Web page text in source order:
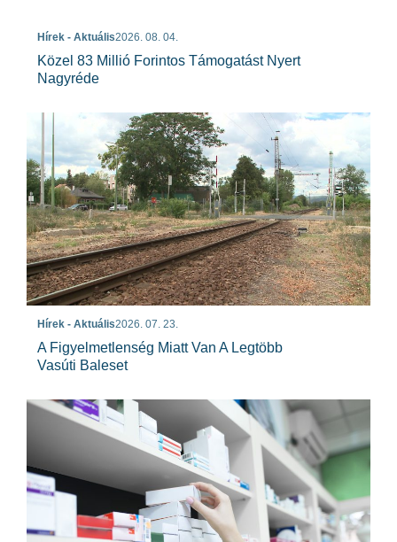
Hírek - Aktuális2026. 08. 04.
Közel 83 Millió Forintos Támogatást Nyert
Nagyréde
Hírek - Aktuális2026. 07. 23.
A Figyelmetlenség Miatt Van A Legtöbb
Vasúti Baleset